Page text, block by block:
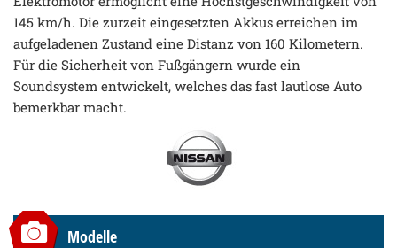
145 km/h. Die zurzeit eingesetzten Akkus erreichen im
aufgeladenen Zustand eine Distanz von 160 Kilometern.
Für die Sicherheit von Fußgängern wurde ein
Soundsystem entwickelt, welches das fast lautlose Auto
bemerkbar macht.
Modelle